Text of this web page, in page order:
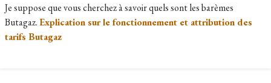
Je suppose que vous cherchez à savoir quels sont les barèmes
Butagaz.Explication sur le fonctionnement et attribution des
tarifs Butagaz